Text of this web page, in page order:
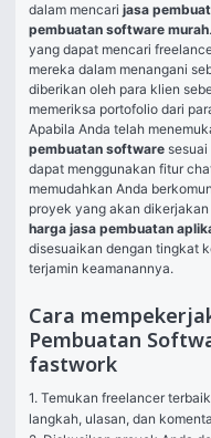
dalam mencari jasa
pembuatan software murah
yang dapat mencari
mereka dalam menangani
diberikan oleh para klien
memeriksa portofolio dari
Apabila Anda telah
pembuatan software
dapat menggunakan fitur
memudahkan Anda
harga jasa pembuatan
disesuaikan dengan tingkat
terjamin keamanannya.
Cara
Pembuatan
fastwork
1. Temukan freelancer
langkah, ulasan, dan